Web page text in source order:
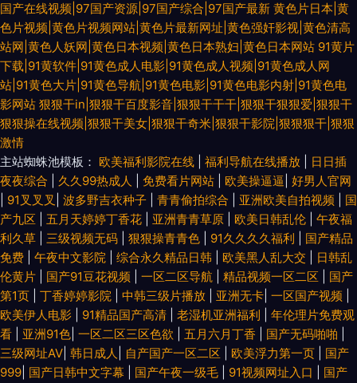
国产在线视频|97国产资源|97国产综合|97国产最新 黄色片日本|黄
色片视频|黄色片视频网站|黄色片最新网址|黄色强奸影视|黄色清高
站网|黄色人妖网|黄色日本视频|黄色日本熟妇|黄色日本网站 91黄片
下载|91黄软件|91黄色成人电影|91黄色成人视频|91黄色成人网
站|91黄色大片|91黄色导航|91黄色电影|91黄色电影内射|91黄色电
影网站 狠狠干in|狠狠干百度影音|狠狠干干干|狠狠干狠狠爱|狠狠干
狠狠操在线视频|狠狠干美女|狠狠干奇米|狠狠干影院|狠狠狠干|狠狠
激情
主站蜘蛛池模板： 欧美福利影院在线 福利导航在线播放
日日插
夜夜综合
久久99热成人 免费看片网站 欧美操逼逼 好男人官网
91叉叉叉 波多野吉衣种子 青青偷拍综合 亚洲欧美自拍视频
国
产九区
五月天婷婷丁香花 亚洲青青草原 欧美日韩乱伦
午夜福
利久草
三级视频无码 狠狠操青青色 91久久久久福利
国产精品
免费
午夜中文影院 综合永久精品日韩 欧美黑人乱大交
日韩乱
伦黄片
国产91豆花视频 一区二区导航 精品视频一区二区
国产
第1页
丁香婷婷影院 中韩三级片播放 亚洲无卡 一区国产视频
欧美伊人电影
91精品国产高清 老湿机亚洲福利
年伦理片免费观
看
亚洲91色 一区二区三区色欲 五月六月丁香 国产无码啪啪
三级网址AV 韩日成人 自产国产一区二区 欧美浮力第一页
国产
999 国产日韩中文字幕 国产午夜一级毛 91视频网址入口
国产